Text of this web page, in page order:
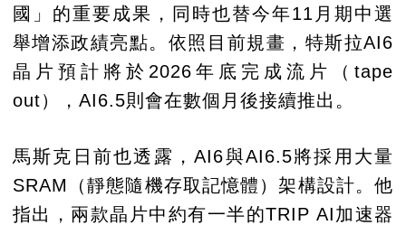
國」的重要成果，同時也替今年11月期中選
舉增添政績亮點。依照目前規畫，特斯拉AI6
晶片預計將於2026年底完成流片（tape
out），AI6.5則會在數個月後接續推出。
馬斯克日前也透露，AI6與AI6.5將採用大量
SRAM（靜態隨機存取記憶體）架構設計。他
指出，兩款晶片中約有一半的TRIP AI加速器